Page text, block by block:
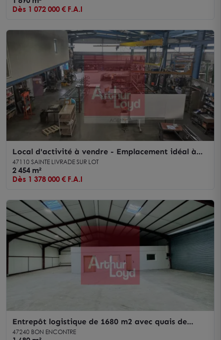
Dès 1 072 000 € F.A.I
Local d'activité à vendre - Emplacement idéal à
Sainte-Livrade
47110 SAINTE LIVRADE SUR LOT
2 454 m²
Dès 1 378 000 € F.A.I
Entrepôt logistique de 1680 m2 avec quais de
chargement et bureaux aménagés
47240 BON ENCONTRE